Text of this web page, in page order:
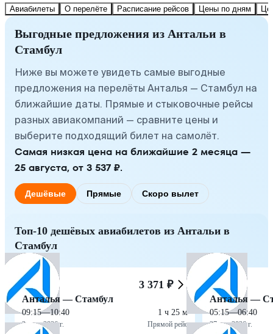
Авиабилеты О перелёте Расписание рейсов Цены по дням
Выгодные предложения из Антальи в
Стамбул
Ниже вы можете увидеть самые выгодные
предложения на перелёты Анталья — Стамбул на
ближайшие даты. Прямые и стыковочные рейсы
разных авиакомпаний — сравните цены и
выберите подходящий билет на самолёт.
Самая низкая цена на ближайшие 2 месяца —
25 августа, от 3 537 ₽.
Дешёвые Прямые Скоро вылет
Топ-10 дешёвых авиабилетов из Антальи в
Стамбул
3 371 ₽
Анталья — Стамбул
09:15—10:40
2 сент. 2026 г.
1 ч 25 м
Прямой рейс
Анталья —
05:15—06:40
27 авг. 2026 г.